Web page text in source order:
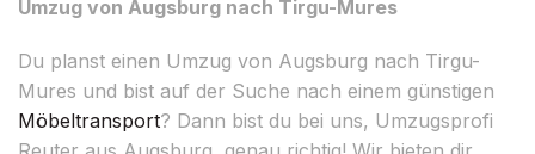
Umzug von Augsburg nach Tirgu-Mures
Du planst einen Umzug von Augsburg nach Tirgu-
Mures und bist auf der Suche nach einem günstigen
Möbeltransport? Dann bist du bei uns, Umzugsprofi